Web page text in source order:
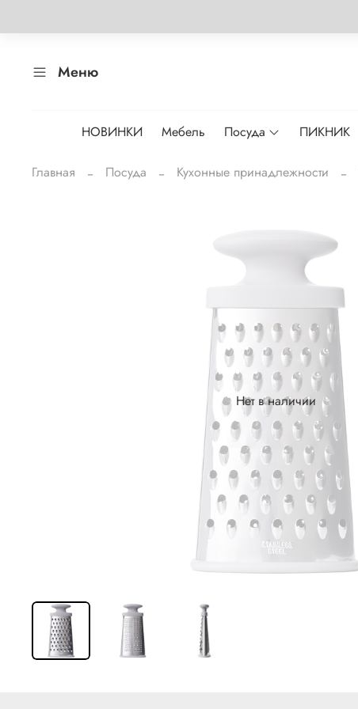
Меню
НОВИНКИ Мебель Посуда ПИКНИК
Главная Посуда Кухонные принадлежности
Нет в наличии